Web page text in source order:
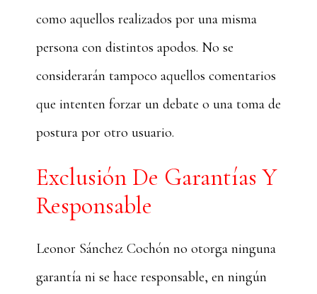
como aquellos realizados por una misma
persona con distintos apodos. No se
considerarán tampoco aquellos comentarios
que intenten forzar un debate o una toma de
postura por otro usuario.
Exclusión De Garantías Y
Responsable
Leonor Sánchez Cochón no otorga ninguna
garantía ni se hace responsable, en ningún